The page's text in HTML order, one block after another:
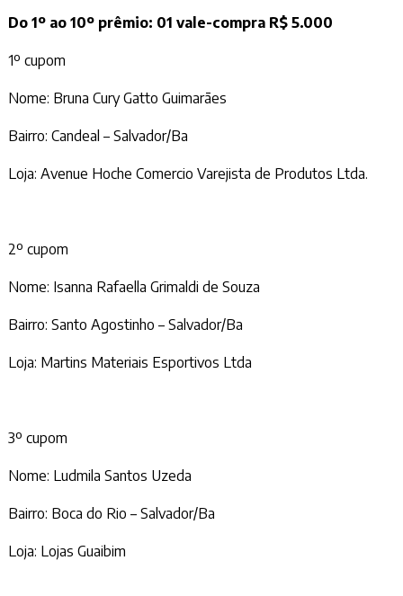
Do 1º ao 10º prêmio: 01 vale-compra R$ 5.000
1º cupom
Nome: Bruna Cury Gatto Guimarães
Bairro: Candeal – Salvador/Ba
Loja: Avenue Hoche Comercio Varejista de Produtos Ltda.
2º cupom
Nome: Isanna Rafaella Grimaldi de Souza
Bairro: Santo Agostinho – Salvador/Ba
Loja: Martins Materiais Esportivos Ltda
3º cupom
Nome: Ludmila Santos Uzeda
Bairro: Boca do Rio – Salvador/Ba
Loja: Lojas Guaibim